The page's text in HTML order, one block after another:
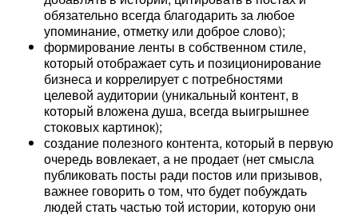
обязательно всегда благодарить за любое
упоминание, отметку или доброе слово);
формирование ленты в собственном стиле,
который отображает суть и позиционирование
бизнеса и коррелирует с потребностями
целевой аудитории (уникальный контент, в
который вложена душа, всегда выигрышнее
стоковых картинок);
создание полезного контента, который в первую
очередь вовлекает, а не продает (нет смысла
публиковать посты ради постов или призывов,
важнее говорить о том, что будет побуждать
людей стать частью той истории, которую они